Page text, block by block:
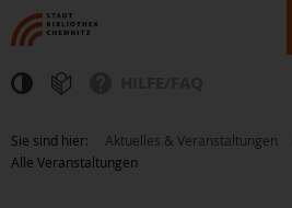
Finden Sie Informationen, Bücher, CDs &
Zeitschriften und vieles mehr...
Sie sind hier: Aktuelles & Veranstaltungen
Alle Veranstaltungen